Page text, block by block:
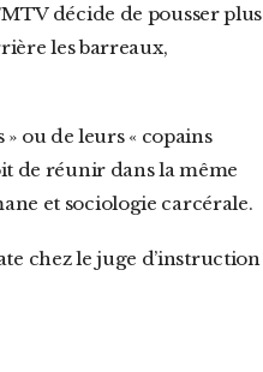
décide de pousser plus
les barreaux,
de réunir dans la même
et sociologie carcérale.